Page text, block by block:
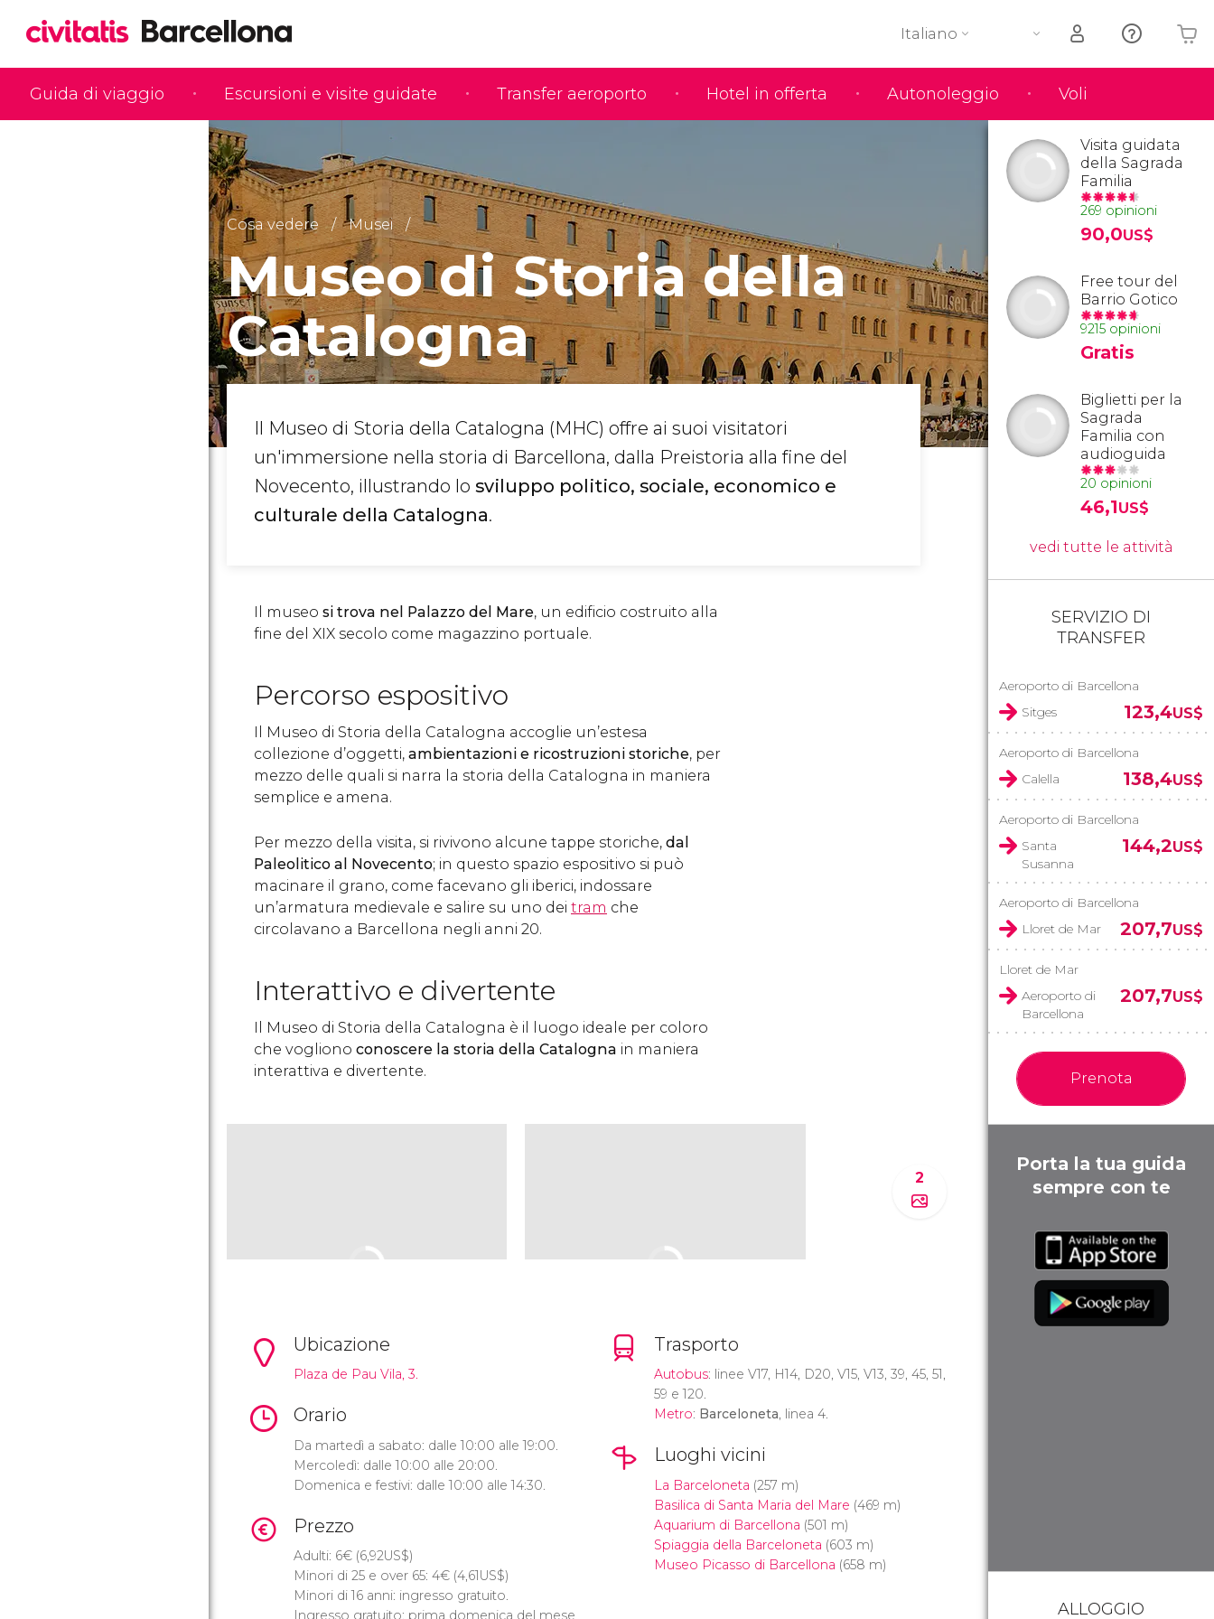
Guida di viaggio Escursioni e visite guidate Transfer aeroporto Hotel in offerta Autonoleggio Voli
Italiano
Il tuo carrello è vuoto
Cosa vedere Musei
Museo di Storia della
Catalogna
Il Museo di Storia della Catalogna (MHC) offre ai suoi visitatori
un'immersione nella storia di Barcellona, dalla Preistoria alla fine del
Novecento, illustrando lo sviluppo politico, sociale, economico e
culturale della Catalogna.
Il museo si trova nel Palazzo del Mare, un edificio costruito alla
fine del XIX secolo come magazzino portuale.
Percorso espositivo
Il Museo di Storia della Catalogna accoglie un’estesa
collezione d’oggetti, ambientazioni e ricostruzioni storiche, per
mezzo delle quali si narra la storia della Catalogna in maniera
semplice e amena.
Per mezzo della visita, si rivivono alcune tappe storiche, dal
Paleolitico al Novecento; in questo spazio espositivo si può
macinare il grano, come facevano gli iberici, indossare
un’armatura medievale e salire su uno dei tram che
circolavano a Barcellona negli anni 20.
Interattivo e divertente
Il Museo di Storia della Catalogna è il luogo ideale per coloro
che vogliono conoscere la storia della Catalogna in maniera
interattiva e divertente.
2
Ubicazione
Plaza de Pau Vila, 3.
Orario
Da martedì a sabato: dalle 10:00 alle 19:00.
Mercoledì: dalle 10:00 alle 20:00.
Domenica e festivi: dalle 10:00 alle 14:30.
Prezzo
Adulti: 6€ (6,92US$)
Minori di 25 e over 65: 4€ (4,61US$)
Minori di 16 anni: ingresso gratuito.
Ingresso gratuito: prima domenica del mese
Trasporto
Autobus: linee V17, H14, D20, V15, V13, 39, 45, 51,
59 e 120.
Metro: Barceloneta, linea 4.
Luoghi vicini
La Barceloneta (257 m)
Basilica di Santa Maria del Mare (469 m)
Aquarium di Barcellona (501 m)
Spiaggia della Barceloneta (603 m)
Museo Picasso di Barcellona (658 m)
Visita guidata
della Sagrada
Familia
269 opinioni
90,0US$
Free tour del
Barrio Gotico
9215 opinioni
Gratis
Biglietti per la
Sagrada
Familia con
audioguida
20 opinioni
46,1US$
vedi tutte le attività
SERVIZIO DI
TRANSFER
Aeroporto di Barcellona
Sitges
123,4US$
Aeroporto di Barcellona
Calella
138,4US$
Aeroporto di Barcellona
Santa
Susanna
144,2US$
Aeroporto di Barcellona
Lloret de Mar
207,7US$
Lloret de Mar
Aeroporto di
Barcellona
207,7US$
Prenota
Porta la tua guida
sempre con te
ALLOGGIO